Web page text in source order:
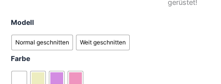
gerüstet!
Modell
Normal geschnitten Weit geschnitten
Farbe